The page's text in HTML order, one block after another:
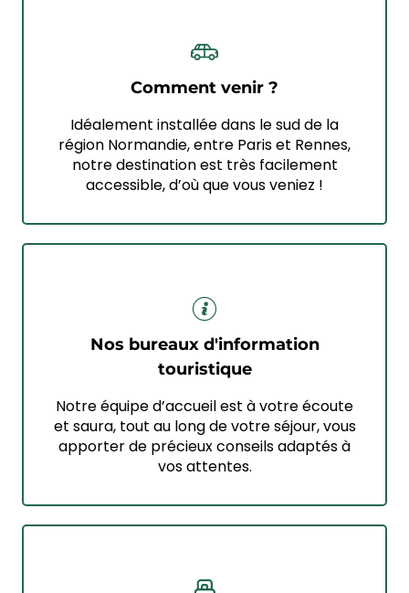
Comment venir ?
Idéalement installée dans le sud de la
région Normandie, entre Paris et Rennes,
notre destination est très facilement
accessible, d’où que vous veniez !
Nos bureaux d'information
touristique
Notre équipe d’accueil est à votre écoute
et saura, tout au long de votre séjour, vous
apporter de précieux conseils adaptés à
vos attentes.